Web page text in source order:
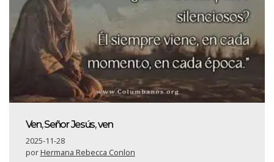
Ven, Señor Jesús, ven
2025-11-28
porHermana Rebecca Conlon